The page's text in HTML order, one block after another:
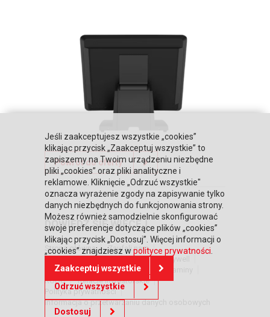
Powrót do oferty
DOWIEDZ SIĘ WIĘCEJ
Strona główna
Zaufali nam
Poznaj Honeywell
BLIKIEM na kasach POSNET
Regulaminy
RODO
Relacje inwestorskie
Polityka prywatności
Informacja o przetwarzaniu danych osobowych
Jeśli zaakceptujesz wszystkie „cookies”
klikając przycisk „Zaakceptuj wszystkie” to
zapiszemy na Twoim urządzeniu niezbędne
pliki „cookies” oraz pliki analityczne i
reklamowe. Kliknięcie „Odrzuć wszystkie"
oznacza wyrażenie zgody na zapisywanie tylko
danych niezbędnych do funkcjonowania strony.
Możesz również samodzielnie skonfigurować
swoje preferencje dotyczące plików „cookies”
klikając przycisk „Dostosuj”. Więcej informacji o
„cookies” znajdziesz wpolityce prywatności
Zaakceptuj wszystkie
Odrzuć wszystkie
Dostosuj